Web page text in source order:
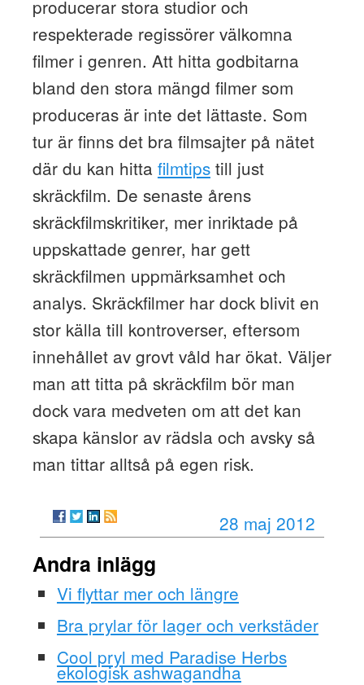
producerar stora studior och
respekterade regissörer välkomna
filmer i genren. Att hitta godbitarna
bland den stora mängd filmer som
produceras är inte det lättaste. Som
tur är finns det bra filmsajter på nätet
där du kan hitta filmtipstill just
skräckfilm. De senaste årens
skräckfilmskritiker, mer inriktade på
uppskattade genrer, har gett
skräckfilmen uppmärksamhet och
analys. Skräckfilmer har dock blivit en
stor källa till kontroverser, eftersom
innehållet av grovt våld har ökat. Väljer
man att titta på skräckfilm bör man
dock vara medveten om att det kan
skapa känslor av rädsla och avsky så
man tittar alltså på egen risk.
28 maj 2012
Andra inlägg
Vi flyttar mer och längre
Bra prylar för lager och verkstäder
Cool pryl med Paradise Herbs
ekologisk ashwagandha